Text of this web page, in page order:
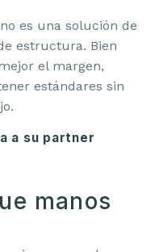
es una solución de
estructura. Bien
el margen,
estándares sin
a su partner
manos